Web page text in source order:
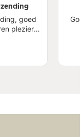
goed
plezier